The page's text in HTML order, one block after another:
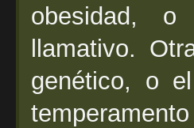
obesidad,
llamativo.
genético, o